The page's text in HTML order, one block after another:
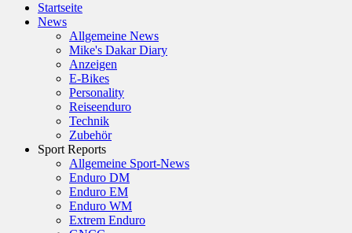
Startseite
News
Allgemeine News
Mike's Dakar Diary
Anzeigen
E-Bikes
Personality
Reiseenduro
Technik
Zubehör
Sport Reports
Allgemeine Sport-News
Enduro DM
Enduro EM
Enduro WM
Extrem Enduro